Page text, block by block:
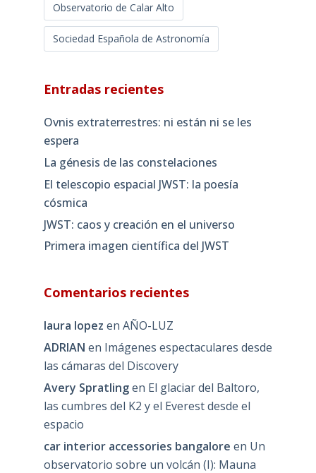
Observatorio de Calar Alto
Sociedad Española de Astronomía
Entradas recientes
Ovnis extraterrestres: ni están ni se les
espera
La génesis de las constelaciones
El telescopio espacial JWST: la poesía
cósmica
JWST: caos y creación en el universo
Primera imagen científica del JWST
Comentarios recientes
laura lopez en AÑO-LUZ
ADRIAN en Imágenes espectaculares desde
las cámaras del Discovery
Avery Spratlingen El glaciar del Baltoro,
las cumbres del K2 y el Everest desde el
espacio
car interior accessories bangalore en Un
observatorio sobre un volcán (I): Mauna